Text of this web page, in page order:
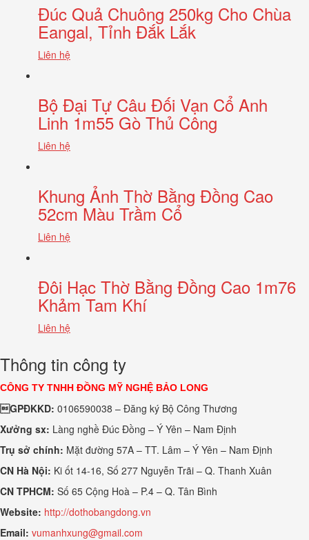
Đúc Quả Chuông 250kg Cho Chùa
Eangal, Tỉnh Đắk Lắk
Liên hệ
Bộ Đại Tự Câu Đối Vạn Cổ Anh
Linh 1m55 Gò Thủ Công
Liên hệ
Khung Ảnh Thờ Bằng Đồng Cao
52cm Màu Trầm Cổ
Liên hệ
Đôi Hạc Thờ Bằng Đồng Cao 1m76
Khảm Tam Khí
Liên hệ
Thông tin công ty
CÔNG TY TNHH ĐỒNG MỸ NGHỆ BẢO LONG
GPĐKKD: 0106590038 – Đăng ký Bộ Công Thương
Xưởng sx: Làng nghề Đúc Đồng – Ý Yên – Nam Định
Trụ sở chính: Mặt đường 57A – TT. Lâm – Ý Yên – Nam Định
CN Hà Nội: Ki ốt 14-16, Số 277 Nguyễn Trãi – Q. Thanh Xuân
CN TPHCM: Số 65 Cộng Hoà – P.4 – Q. Tân Bình
Website: http://dothobangdong.vn
Email: vumanhxung@gmail.com